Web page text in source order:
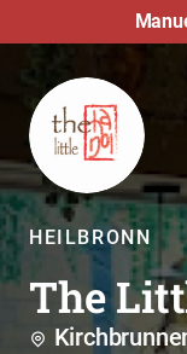
HEILBRONN
The